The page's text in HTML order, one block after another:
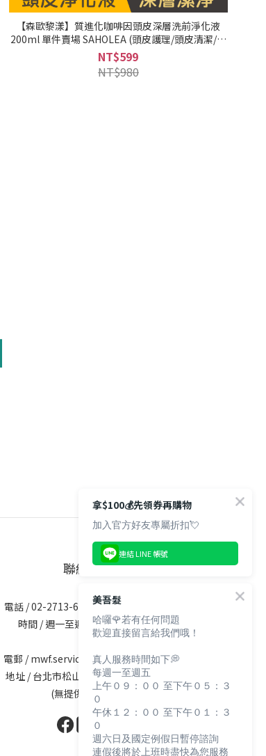
【森歐黎漾】質進化咖啡因頭皮深層洗前淨化液
200ml 單件賣場 SAHOLEA (頭皮護理/頭皮清潔/頭
皮淨化/頭皮養護)｜美吾髮『可海外配送』
NT$599
NT$980
聯絡資訊
電話 / 02-2713-6621 (無提供訂購服務)
時間 / 週一至週五 09:30-12:00；
13:30-17:30
電郵 / mwf.service@maywufa.com.tw
地址 / 台北市松山區復興北路167號5樓
(無提供現場販售)
拿$100💰先領券再購物
加入官方好友專屬折扣💘
連結 LINE 帳號
美吾髮
哈囉🌹若有任何問題
歡迎直接留言給我們哦！
真人服務時間如下💭
每週一至週五
上午０９：００ 至下午０５：３
０
午休１２：００ 至下午０１：３
０
週六日及國定例假日暫停諮詢
連假後將於上班時盡快為您服務